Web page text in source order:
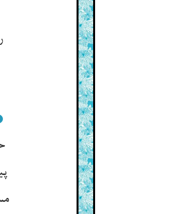
پیش او هر ذره‌ی آن خاک گور ** گوش دارد هوش دارد وقت شور
مستمع داند به جد آن خاک را ** خوش نگر این عشق ساحرناک را